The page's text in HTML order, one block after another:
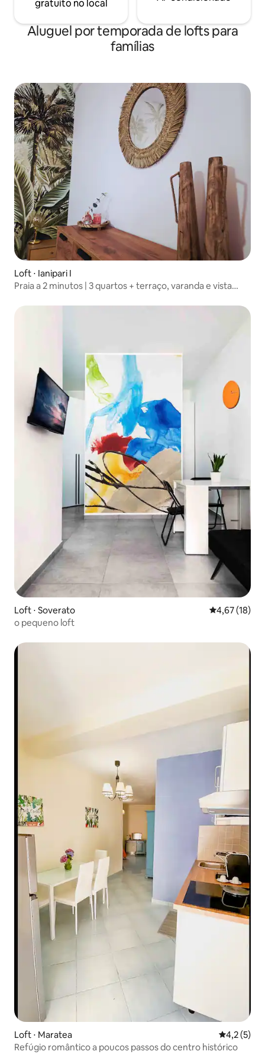
gratuito no local
Aluguel por temporada de lofts para
famílias
Loft ⋅ Ianipari I
Praia a 2 minutos | 3 quartos + terraço, varanda e vista
Loft ⋅ Soverato 4,67 de uma
4,67 (18)
o pequeno loft
Loft ⋅ Maratea 4,2 de
4,2 (5)
Refúgio romântico a poucos passos do centro histórico